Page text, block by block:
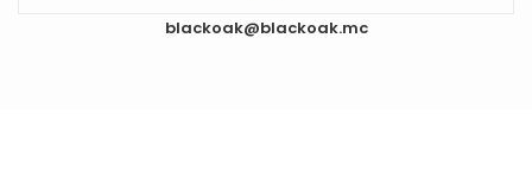
blackoak@blackoak.mc